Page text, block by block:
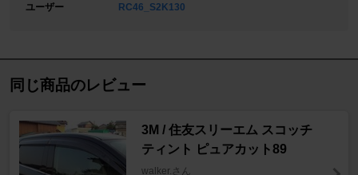
ユーザー
RC46_S2K130
同じ商品のレビュー
3M / 住友スリーエム スコッチ
ティント ピュアカット89
walker.さん